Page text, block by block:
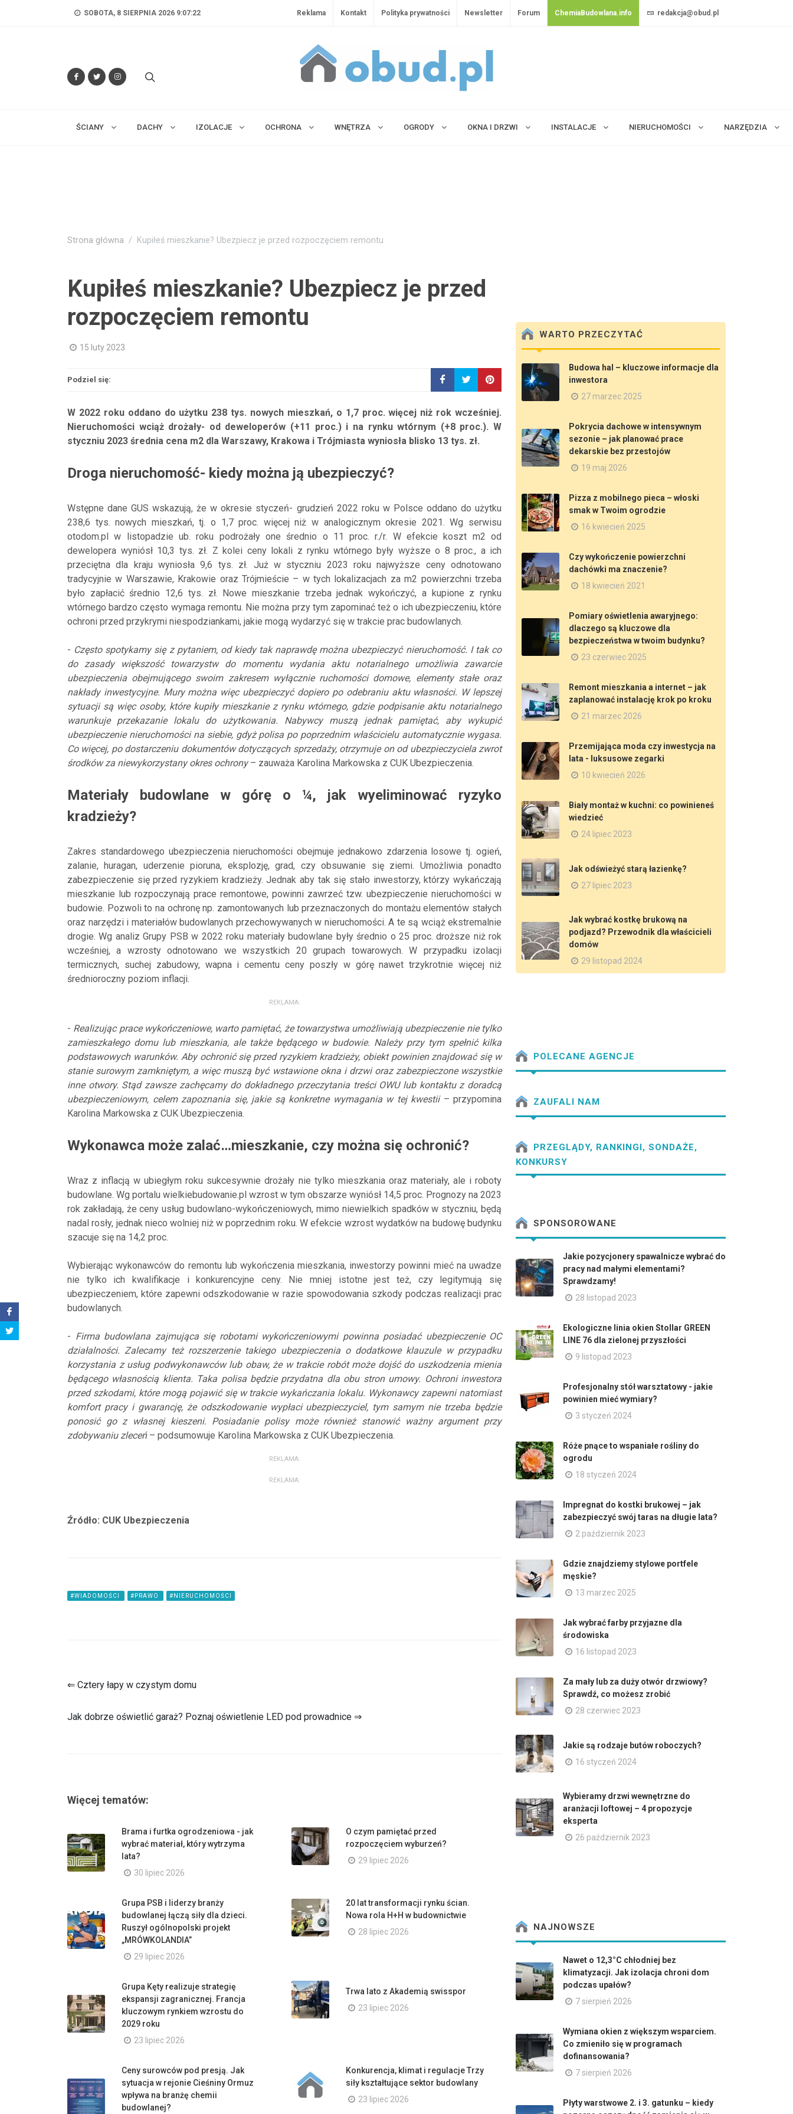
SOBOTA, 8 SIERPNIA 2026 9:07:23 Reklama Kontakt Polityka prywatności Newsletter Forum ChemiaBudowlana.info redakcja@obud.pl
ŚCIANY DACHY IZOLACJE OCHRONA WNĘTRZA OGRODY OKNA I DRZWI INSTALACJE NIERUCHOMOŚCI NARZĘDZIA
Strona główna Kupiłeś mieszkanie? Ubezpiecz je przed rozpoczęciem remontu
Kupiłeś mieszkanie? Ubezpiecz je przed
rozpoczęciem remontu
15 luty 2023
Podziel się:
W 2022 roku oddano do użytku 238 tys. nowych mieszkań, o 1,7 proc. więcej niż rok wcześniej.
Nieruchomości wciąż drożały- od deweloperów (+11 proc.) i na rynku wtórnym (+8 proc.). W
styczniu 2023 średnia cena m2 dla Warszawy, Krakowa i Trójmiasta wyniosła blisko 13 tys. zł.
Droga nieruchomość- kiedy można ją ubezpieczyć?
Wstępne dane GUS wskazują, że w okresie styczeń- grudzień 2022 roku w Polsce oddano do użytku
238,6 tys. nowych mieszkań, tj. o 1,7 proc. więcej niż w analogicznym okresie 2021. Wg serwisu
otodom.pl w listopadzie ub. roku podrożały one średnio o 11 proc. r./r. W efekcie koszt m2 od
dewelopera wyniósł 10,3 tys. zł. Z kolei ceny lokali z rynku wtórnego były wyższe o 8 proc., a ich
przeciętna dla kraju wyniosła 9,6 tys. zł. Już w styczniu 2023 roku najwyższe ceny odnotowano
tradycyjnie w Warszawie, Krakowie oraz Trójmieście – w tych lokalizacjach za m2 powierzchni trzeba
było zapłacić średnio 12,6 tys. zł. Nowe mieszkanie trzeba jednak wykończyć, a kupione z rynku
wtórnego bardzo często wymaga remontu. Nie można przy tym zapominać też o ich ubezpieczeniu, które
ochroni przed przykrymi niespodziankami, jakie mogą wydarzyć się w trakcie prac budowlanych.
- Często spotykamy się z pytaniem, od kiedy tak naprawdę można ubezpieczyć nieruchomość. I tak co
do zasady większość towarzystw do momentu wydania aktu notarialnego umożliwia zawarcie
ubezpieczenia obejmującego swoim zakresem wyłącznie ruchomości domowe, elementy stałe oraz
nakłady inwestycyjne. Mury można więc ubezpieczyć dopiero po odebraniu aktu własności. W lepszej
sytuacji są więc osoby, które kupiły mieszkanie z rynku wtórnego, gdzie podpisanie aktu notarialnego
warunkuje przekazanie lokalu do użytkowania. Nabywcy muszą jednak pamiętać, aby wykupić
ubezpieczenie nieruchomości na siebie, gdyż polisa po poprzednim właścicielu automatycznie wygasa.
Co więcej, po dostarczeniu dokumentów dotyczących sprzedaży, otrzymuje on od ubezpieczyciela zwrot
środków za niewykorzystany okres ochrony– zauważa Karolina Markowska z CUK Ubezpieczenia.
Materiały budowlane w górę o ¼, jak wyeliminować ryzyko
kradzieży?
Zakres standardowego ubezpieczenia nieruchomości obejmuje jednakowo zdarzenia losowe tj. ogień,
zalanie, huragan, uderzenie pioruna, eksplozję, grad, czy obsuwanie się ziemi. Umożliwia ponadto
zabezpieczenie się przed ryzykiem kradzieży. Jednak aby tak się stało inwestorzy, którzy wykańczają
mieszkanie lub rozpoczynają prace remontowe, powinni zawrzeć tzw. ubezpieczenie nieruchomości w
budowie. Pozwoli to na ochronę np. zamontowanych lub przeznaczonych do montażu elementów stałych
oraz narzędzi i materiałów budowlanych przechowywanych w nieruchomości. A te są wciąż ekstremalnie
drogie. Wg analiz Grupy PSB w 2022 roku materiały budowlane były średnio o 25 proc. droższe niż rok
wcześniej, a wzrosty odnotowano we wszystkich 20 grupach towarowych. W przypadku izolacji
termicznych, suchej zabudowy, wapna i cementu ceny poszły w górę nawet trzykrotnie więcej niż
średnioroczny poziom inflacji.
REKLAMA:
- Realizując prace wykończeniowe, warto pamiętać, że towarzystwa umożliwiają ubezpieczenie nie tylko
zamieszkałego domu lub mieszkania, ale także będącego w budowie. Należy przy tym spełnić kilka
podstawowych warunków. Aby ochronić się przed ryzykiem kradzieży, obiekt powinien znajdować się w
stanie surowym zamkniętym, a więc muszą być wstawione okna i drzwi oraz zabezpieczone wszystkie
inne otwory. Stąd zawsze zachęcamy do dokładnego przeczytania treści OWU lub kontaktu z doradcą
ubezpieczeniowym, celem zapoznania się, jakie są konkretne wymagania w tej kwestii– przypomina
Karolina Markowska z CUK Ubezpieczenia.
Wykonawca może zalać…mieszkanie, czy można się ochronić?
Wraz z inflacją w ubiegłym roku sukcesywnie drożały nie tylko mieszkania oraz materiały, ale i roboty
budowlane. Wg portalu wielkiebudowanie.pl wzrost w tym obszarze wyniósł 14,5 proc. Prognozy na 2023
rok zakładają, że ceny usług budowlano-wykończeniowych, mimo niewielkich spadków w styczniu, będą
nadal rosły, jednak nieco wolniej niż w poprzednim roku. W efekcie wzrost wydatków na budowę budynku
szacuje się na 14,2 proc.
Wybierając wykonawców do remontu lub wykończenia mieszkania, inwestorzy powinni mieć na uwadze
nie tylko ich kwalifikacje i konkurencyjne ceny. Nie mniej istotne jest też, czy legitymują się
ubezpieczeniem, które zapewni odszkodowanie w razie spowodowania szkody podczas realizacji prac
budowlanych.
- Firma budowlana zajmująca się robotami wykończeniowymi powinna posiadać ubezpieczenie OC
działalności. Zalecamy też rozszerzenie takiego ubezpieczenia o dodatkowe klauzule w przypadku
korzystania z usług podwykonawców lub obaw, że w trakcie robót może dojść do uszkodzenia mienia
będącego własnością klienta. Taka polisa będzie przydatna dla obu stron umowy. Ochroni inwestora
przed szkodami, które mogą pojawić się w trakcie wykańczania lokalu. Wykonawcy zapewni natomiast
komfort pracy i gwarancję, że odszkodowanie wypłaci ubezpieczyciel, tym samym nie trzeba będzie
ponosić go z własnej kieszeni. Posiadanie polisy może również stanowić ważny argument przy
zdobywaniu zleceń– podsumowuje Karolina Markowska z CUK Ubezpieczenia.
REKLAMA:
REKLAMA:
Źródło: CUK Ubezpieczenia
#WIADOMOŚCI #PRAWO #NIERUCHOMOŚCI
⇐ Cztery łapy w czystym domu
Jak dobrze oświetlić garaż? Poznaj oświetlenie LED pod prowadnice ⇒
Więcej tematów:
Brama i furtka ogrodzeniowa - jak
wybrać materiał, który wytrzyma
lata?
30 lipiec 2026
O czym pamiętać przed
rozpoczęciem wyburzeń?
29 lipiec 2026
Grupa PSB i liderzy branży
budowlanej łączą siły dla dzieci.
Ruszył ogólnopolski projekt
„MRÓWKOLANDIA”
29 lipiec 2026
20 lat transformacji rynku ścian.
Nowa rola H+H w budownictwie
28 lipiec 2026
Grupa Kęty realizuje strategię
ekspansji zagranicznej. Francja
kluczowym rynkiem wzrostu do
2029 roku
23 lipiec 2026
Trwa lato z Akademią swisspor
23 lipiec 2026
Ceny surowców pod presją. Jak
sytuacja w rejonie Cieśniny Ormuz
wpływa na branżę chemii
budowlanej?
Konkurencja, klimat i regulacje Trzy
siły kształtujące sektor budowlany
23 lipiec 2026
WARTO PRZECZYTAĆ
Budowa hal – kluczowe informacje dla
inwestora
27 marzec 2025
Pokrycia dachowe w intensywnym
sezonie – jak planować prace
dekarskie bez przestojów
19 maj 2026
Pizza z mobilnego pieca – włoski
smak w Twoim ogrodzie
16 kwiecień 2025
Czy wykończenie powierzchni
dachówki ma znaczenie?
18 kwiecień 2021
Pomiary oświetlenia awaryjnego:
dlaczego są kluczowe dla
bezpieczeństwa w twoim budynku?
23 czerwiec 2025
Remont mieszkania a internet – jak
zaplanować instalację krok po kroku
21 marzec 2026
Przemijająca moda czy inwestycja na
lata - luksusowe zegarki
10 kwiecień 2026
Biały montaż w kuchni: co powinieneś
wiedzieć
24 lipiec 2023
Jak odświeżyć starą łazienkę?
27 lipiec 2023
Jak wybrać kostkę brukową na
podjazd? Przewodnik dla właścicieli
domów
29 listopad 2024
POLECANE AGENCJE
ZAUFALI NAM
PRZEGLĄDY, RANKINGI, SONDAŻE,
KONKURSY
SPONSOROWANE
Jakie pozycjonery spawalnicze wybrać do
pracy nad małymi elementami?
Sprawdzamy!
28 listopad 2023
Ekologiczne linia okien Stollar GREEN
LINE 76 dla zielonej przyszłości
9 listopad 2023
Profesjonalny stół warsztatowy - jakie
powinien mieć wymiary?
3 styczeń 2024
Róże pnące to wspaniałe rośliny do
ogrodu
18 styczeń 2024
Impregnat do kostki brukowej – jak
zabezpieczyć swój taras na długie lata?
2 październik 2023
Gdzie znajdziemy stylowe portfele
męskie?
13 marzec 2025
Jak wybrać farby przyjazne dla
środowiska
16 listopad 2023
Za mały lub za duży otwór drzwiowy?
Sprawdź, co możesz zrobić
28 czerwiec 2023
Jakie są rodzaje butów roboczych?
16 styczeń 2024
Wybieramy drzwi wewnętrzne do
aranżacji loftowej – 4 propozycje
eksperta
26 październik 2023
NAJNOWSZE
Nawet o 12,3°C chłodniej bez
klimatyzacji. Jak izolacja chroni dom
podczas upałów?
7 sierpień 2026
Wymiana okien z większym wsparciem.
Co zmieniło się w programach
dofinansowania?
7 sierpień 2026
Płyty warstwowe 2. i 3. gatunku – kiedy